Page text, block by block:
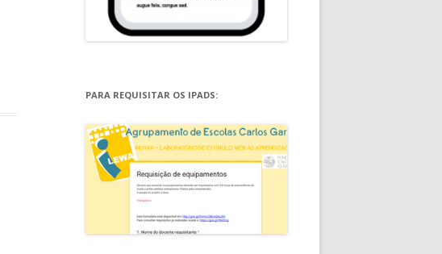
PARA REQUISITAR OS IPADS: